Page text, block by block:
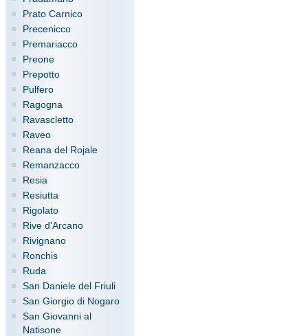
Prato Carnico
Precenicco
Premariacco
Preone
Prepotto
Pulfero
Ragogna
Ravascletto
Raveo
Reana del Rojale
Remanzacco
Resia
Resiutta
Rigolato
Rive d'Arcano
Rivignano
Ronchis
Ruda
San Daniele del Friuli
San Giorgio di Nogaro
San Giovanni al
Natisone